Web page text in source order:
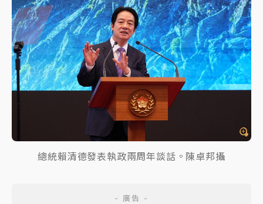
總統賴清德發表執政兩周年談話。陳卓邦攝